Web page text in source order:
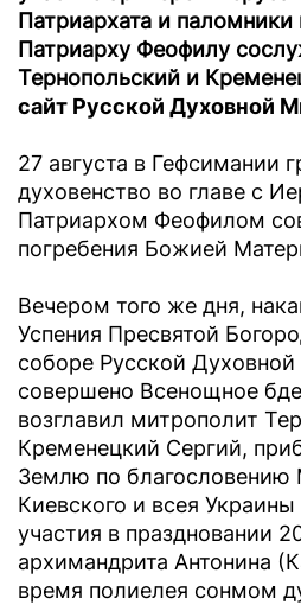
Патриархата и
Патриарху Феофилу
Тернопольский и
сайт Русской Духовной
27 августа в Гефсимании
духовенство во главе с
Патриархом Феофилом
погребения Божией
Вечером того же дня,
Успения Пресвятой
соборе Русской
совершено Всенощное
возглавил митрополит
Кременецкий Сергий,
Землю по благословению
Киевского и всея
участия в праздновании
архимандрита Антонина
время полиелея сонмом